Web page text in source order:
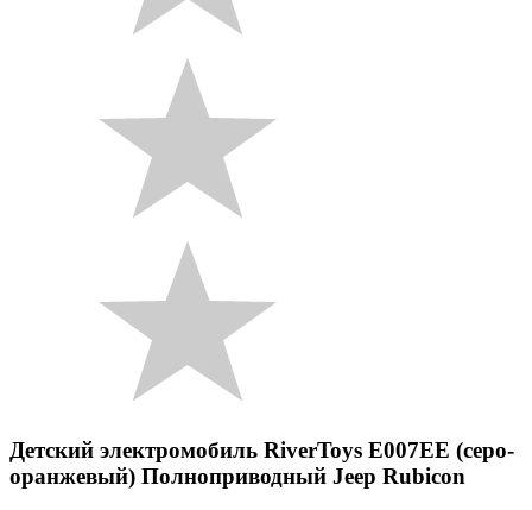
Детский электромобиль RiverToys E007EE (серо-
оранжевый) Полноприводный Jeep Rubicon